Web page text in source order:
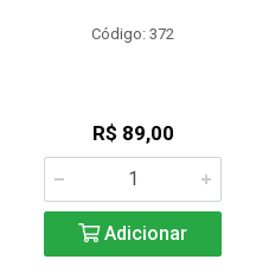
Código: 372
R$ 89,00
Adicionar